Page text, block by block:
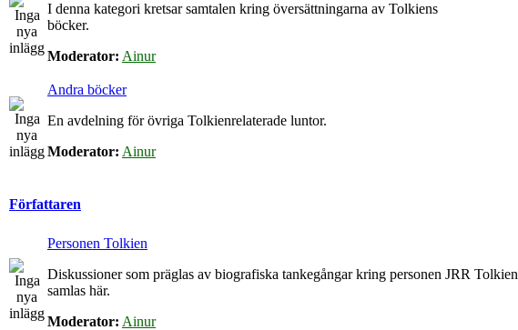
I denna kategori kretsar samtalen kring översättningarna av Tolkiens
böcker.
Moderator: Ainur
Andra böcker
En avdelning för övriga Tolkienrelaterade luntor.
Moderator: Ainur
Författaren
Personen Tolkien
Diskussioner som präglas av biografiska tankegångar kring personen JRR Tolkien
samlas här.
Moderator: Ainur